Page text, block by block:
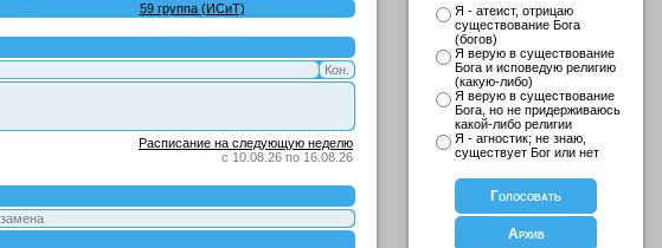
59 группа (ИСиТ)
Кон.
Расписание на следующую неделю
с 10.08.26 по 16.08.26
Я - атеист, отрицаю
существование Бога
(богов)
Я верую в существование
Бога и исповедую религию
(какую-либо)
Я верую в существование
Бога, но не придерживаюсь
какой-либо религии
Я - агностик; не знаю,
существует Бог или нет